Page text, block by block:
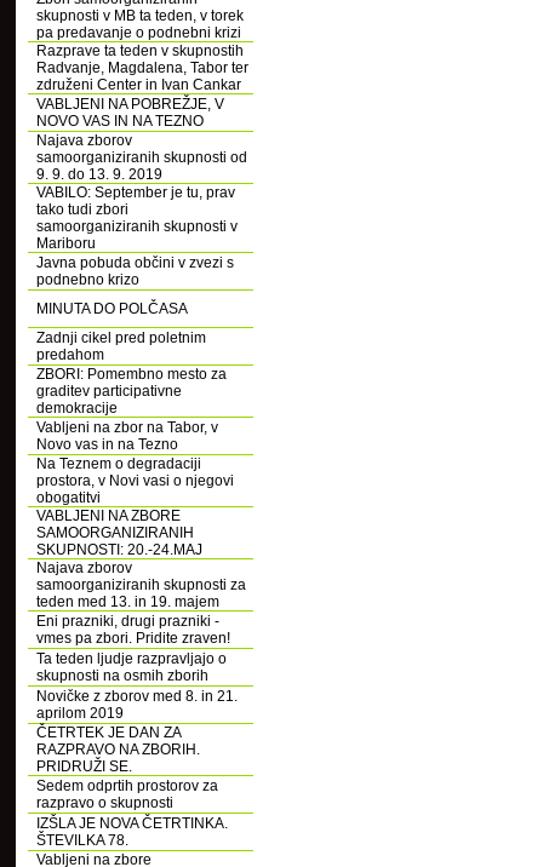
skupnosti v MB ta teden, v torek
pa predavanje o podnebni krizi
Razprave ta teden v skupnostih
Radvanje, Magdalena, Tabor ter
združeni Center in Ivan Cankar
VABLJENI NA POBREŽJE, V
NOVO VAS IN NA TEZNO
Najava zborov
samoorganiziranih skupnosti od
9. 9. do 13. 9. 2019
VABILO: September je tu, prav
tako tudi zbori
samoorganiziranih skupnosti v
Mariboru
Javna pobuda občini v zvezi s
podnebno krizo
MINUTA DO POLČASA
Zadnji cikel pred poletnim
predahom
ZBORI: Pomembno mesto za
graditev participativne
demokracije
Vabljeni na zbor na Tabor, v
Novo vas in na Tezno
Na Teznem o degradaciji
prostora, v Novi vasi o njegovi
obogatitvi
VABLJENI NA ZBORE
SAMOORGANIZIRANIH
SKUPNOSTI: 20.-24.MAJ
Najava zborov
samoorganiziranih skupnosti za
teden med 13. in 19. majem
Eni prazniki, drugi prazniki -
vmes pa zbori. Pridite zraven!
Ta teden ljudje razpravljajo o
skupnosti na osmih zborih
Novičke z zborov med 8. in 21.
aprilom 2019
ČETRTEK JE DAN ZA
RAZPRAVO NA ZBORIH.
PRIDRUŽI SE.
Sedem odprtih prostorov za
razpravo o skupnosti
IZŠLA JE NOVA ČETRTINKA.
ŠTEVILKA 78.
Vabljeni na zbore